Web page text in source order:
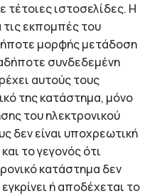
ιστοσελίδες. Η
τις εκπομπές του
μορφής μετάδοση
συνδεδεμένη
αυτούς τους
της κατάστημα, μόνο
του ηλεκτρονικού
δεν είναι υποχρεωτική
το γεγονός ότι
κατάστημα δεν
ή αποδέχεται το